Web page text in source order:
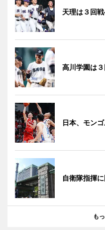
天理は３回
高川学園は
日本、モン
自衛隊指揮
も